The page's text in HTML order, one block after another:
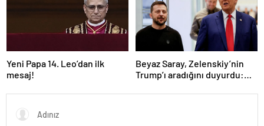
Yeni Papa 14. Leo’dan ilk
mesaj!
Beyaz Saray, Zelenskiy’nin
Trump’ı aradığını duyurdu:
oldu”